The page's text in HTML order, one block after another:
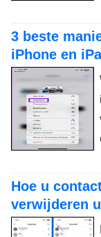
3 beste
iPhone en
Hoe u
verwijderen